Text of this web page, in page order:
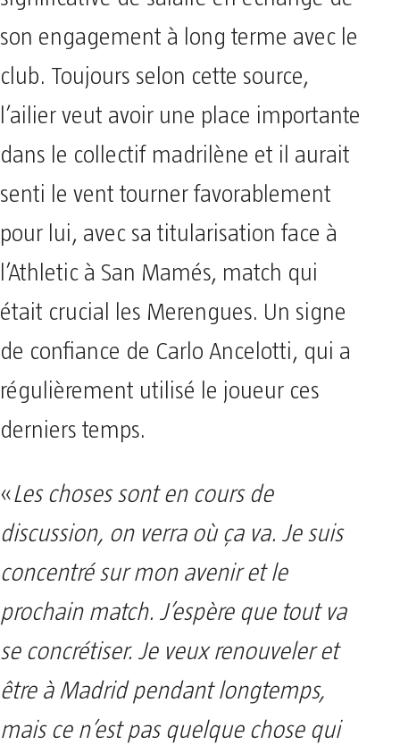
son engagement à long terme avec le
club. Toujours selon cette source,
l’ailier veut avoir une place importante
dans le collectif madrilène et il aurait
senti le vent tourner favorablement
pour lui, avec sa titularisation face à
l’Athletic à San Mamés, match qui
était crucial les Merengues. Un signe
de confiance de Carlo Ancelotti, qui a
régulièrement utilisé le joueur ces
derniers temps.
«Les choses sont en cours de
discussion, on verra où ça va. Je suis
concentré sur mon avenir et le
prochain match. J’espère que tout va
se concrétiser. Je veux renouveler et
être à Madrid pendant longtemps,
mais ce n’est pas quelque chose qui